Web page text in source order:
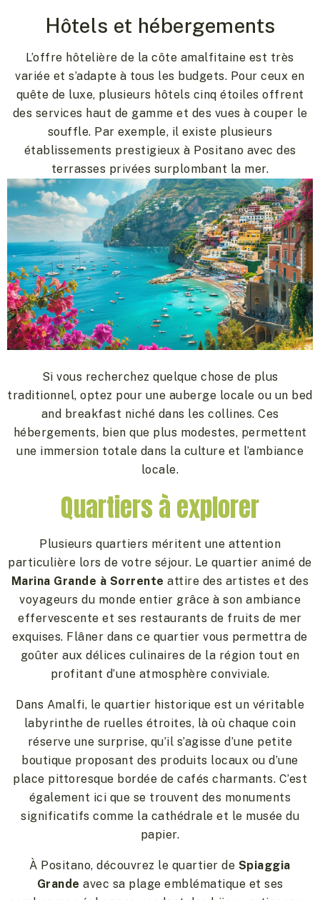
Hôtels et hébergements
L’offre hôtelière de la côte amalfitaine est très
variée et s’adapte à tous les budgets. Pour ceux en
quête de luxe, plusieurs hôtels cinq étoiles offrent
des services haut de gamme et des vues à couper le
souffle. Par exemple, il existe plusieurs
établissements prestigieux à Positano avec des
terrasses privées surplombant la mer.
Si vous recherchez quelque chose de plus
traditionnel, optez pour une auberge locale ou un bed
and breakfast niché dans les collines. Ces
hébergements, bien que plus modestes, permettent
une immersion totale dans la culture et l’ambiance
locale.
Quartiers à explorer
Plusieurs quartiers méritent une attention
particulière lors de votre séjour. Le quartier animé de
Marina Grande à Sorrente attire des artistes et des
voyageurs du monde entier grâce à son ambiance
effervescente et ses restaurants de fruits de mer
exquises. Flâner dans ce quartier vous permettra de
goûter aux délices culinaires de la région tout en
profitant d’une atmosphère conviviale.
Dans Amalfi, le quartier historique est un véritable
labyrinthe de ruelles étroites, là où chaque coin
réserve une surprise, qu’il s’agisse d’une petite
boutique proposant des produits locaux ou d’une
place pittoresque bordée de cafés charmants. C’est
également ici que se trouvent des monuments
significatifs comme la cathédrale et le musée du
papier.
À Positano, découvrez le quartier de Spiaggia
Grande avec sa plage emblématique et ses